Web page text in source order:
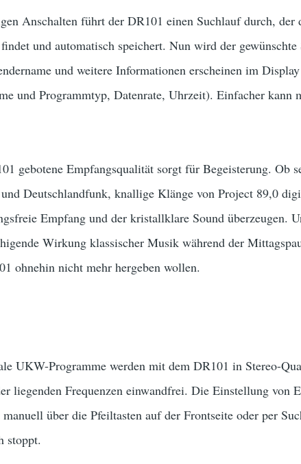
Anschalten führt der DR101 einen Suchlauf durch,
und automatisch speichert. Nun wird der
und weitere Informationen erscheinen im
und Programmtyp, Datenrate, Uhrzeit). Einfacher kann
gebotene Empfangsqualität sorgt für Begeisterung. Ob
Deutschlandfunk, knallige Klänge von Project 89,0
Empfang und der kristallklare Sound überzeugen.
Wirkung klassischer Musik während der
ohnehin nicht mehr hergeben wollen.
UKW-Programme werden mit dem DR101 in Stereo-
liegenden Frequenzen einwandfrei. Die Einstellung von
über die Pfeiltasten auf der Frontseite oder per
stoppt.